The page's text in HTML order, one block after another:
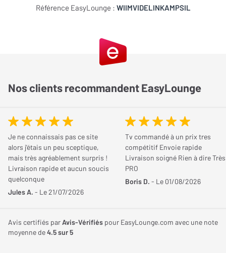
platine vinyle pré-amplifiée. Il est également doté d’un port
Un design compact avec dissipation thermique
Avec ses dimensions réduites (20 cm x 20 cm x 6 cm), ce modèle
Son châssis en aluminium renferme un système de dissipation
vers un large dissipateur. Ce dispositif garantit un
refroidissement optimal même lors d’écoutes prolongées à fort
volume.
Une solution audiophile compacte et moderne
amateurs de haute fidélité à la recherche de puissance, de
Référence EasyLounge : WIIMVIDELINKAMPSIL
Nos clients recommandent EasyLounge
Je ne connaissais pas ce site
alors j'étais un peu sceptique,
mais très agréablement surpris !
Livraison rapide et aucun soucis
quelconque
Jules A. - Le 21/07/2026
Tv commandé à un prix tres
compétitif Envoie rapide
Livraison soigné Rien à dire Très
PRO
Boris D. - Le 01/08/2026
Avis certifiés parAvis-Vérifiés pour EasyLounge.com avec une note
moyenne de4.5sur 5